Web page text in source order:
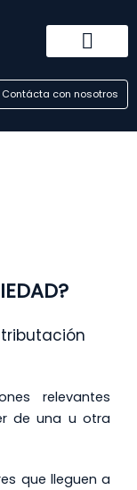
Contácta con nosotros
tributación
relevantes
de una u otra
que lleguen a